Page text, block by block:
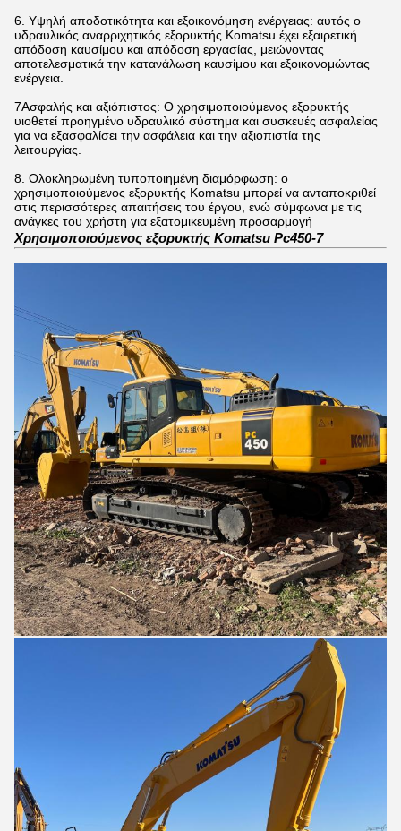
6. Υψηλή αποδοτικότητα και εξοικονόμηση ενέργειας: αυτός ο
υδραυλικός αναρριχητικός εξορυκτής Komatsu έχει εξαιρετική
απόδοση καυσίμου και απόδοση εργασίας, μειώνοντας
αποτελεσματικά την κατανάλωση καυσίμου και εξοικονομώντας
ενέργεια.
7Ασφαλής και αξιόπιστος: Ο χρησιμοποιούμενος εξορυκτής
υιοθετεί προηγμένο υδραυλικό σύστημα και συσκευές ασφαλείας
για να εξασφαλίσει την ασφάλεια και την αξιοπιστία της
λειτουργίας.
8. Ολοκληρωμένη τυποποιημένη διαμόρφωση: ο
χρησιμοποιούμενος εξορυκτής Komatsu μπορεί να ανταποκριθεί
στις περισσότερες απαιτήσεις του έργου, ενώ σύμφωνα με τις
ανάγκες του χρήστη για εξατομικευμένη προσαρμογή
Χρησιμοποιούμενος εξορυκτής Komatsu Pc450-7